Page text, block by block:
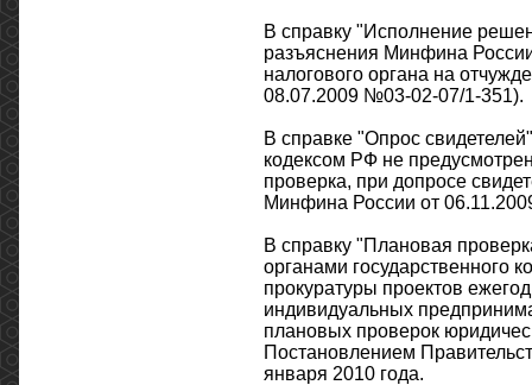
В справку "Исполнение
разъяснения Минфина
налогового органа на
08.07.2009 №03-02-07/1-351).
В справке "Опрос
кодексом РФ не
проверка, при допросе
Минфина России от
В справку "Плановая
органами государственного
прокуратуры проектов
индивидуальных
плановых проверок
Постановлением
января 2010 года.